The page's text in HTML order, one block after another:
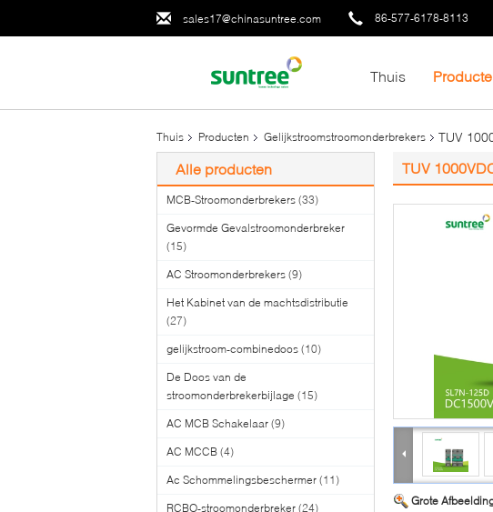
sales17@chinasuntree.com 86-577-6178-8113
Thuis
Thuis Producten Gelijkstroomstroomonderbrekers TUV
Alle producten
MCB-Stroomonderbrekers (33)
Gevormde Gevalstroomonderbreker
(15)
AC Stroomonderbrekers (9)
Het Kabinet van de machtsdistributie
(27)
gelijkstroom-combinedoos (10)
De Doos van de
stroomonderbrekerbijlage (15)
AC MCB Schakelaar (9)
AC MCCB (4)
Ac Schommelingsbeschermer (11)
RCBO-stroomonderbreker (24)
TUV
Grote